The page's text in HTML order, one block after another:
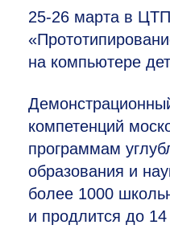
25-26 марта в
на компьютере
компетенций
программам
образования и
более 1000
и продлится до